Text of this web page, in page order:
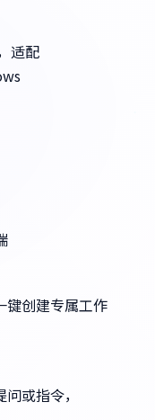
适配
键创建专属工作
或指令，